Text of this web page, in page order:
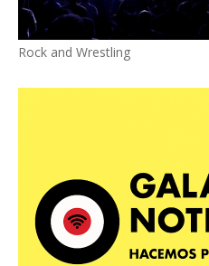
Rock and Wrestling